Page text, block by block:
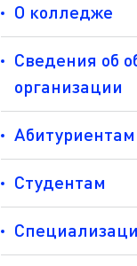
О колледже
Сведения об
организации
Абитуриентам
Студентам